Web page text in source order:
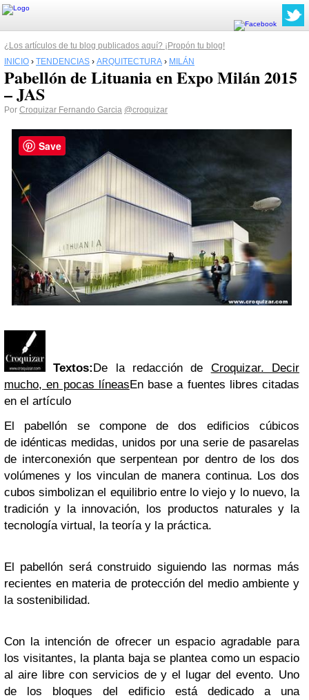
¿Los artículos de tu blog publicados aquí? ¡Propón tu blog!
INICIO › TENDENCIAS › ARQUITECTURA › MILÁN
Pabellón de Lituania en Expo Milán 2015
– JAS
Por Croquizar Fernando Garcia @croquizar
Textos:De la redacción de Croquizar. Decir
mucho, en pocas líneasEn base a fuentes libres citadas
en el artículo
El pabellón se compone de dos edificios cúbicos
de idénticas medidas, unidos por una serie de pasarelas
de interconexión que serpentean por dentro de los dos
volúmenes y los vinculan de manera continua. Los dos
cubos simbolizan el equilibrio entre lo viejo y lo nuevo, la
tradición y la innovación, los productos naturales y la
tecnología virtual, la teoría y la práctica.
El pabellón será construido siguiendo las normas más
recientes en materia de protección del medio ambiente y
la sostenibilidad.
Con la intención de ofrecer un espacio agradable para
los visitantes, la planta baja se plantea como un espacio
al aire libre con servicios de y el lugar del evento. Uno
de los bloques del edificio está dedicado a una
Save